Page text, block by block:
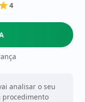
4
5
4
analisar o seu
procedimento